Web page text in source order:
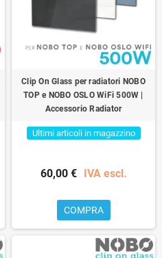
Clip On Glass per radiatori NOBO
TOP e NOBO OSLO WiFi 500W |
Accessorio Radiator
Ultimi articoli in magazzino
60,00 € IVA escl.
COMPRA